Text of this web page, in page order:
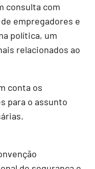
consulta com
empregadores e
política, um
relacionados ao
conta os
para o assunto